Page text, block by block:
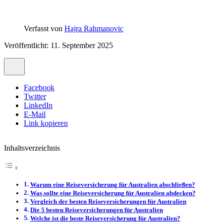
Verfasst von Hajra Rahmanovic
Veröffentlicht: 11. September 2025
Facebook
Twitter
LinkedIn
E-Mail
Link kopieren
Inhaltsverzeichnis
Warum eine Reiseversicherung für Australien abschließen?
Was sollte eine Reiseversicherung für Australien abdecken?
Vergleich der besten Reiseversicherungen für Australien
Die 5 besten Reiseversicherungen für Australien
Welche ist die beste Reiseversicherung für Australien?